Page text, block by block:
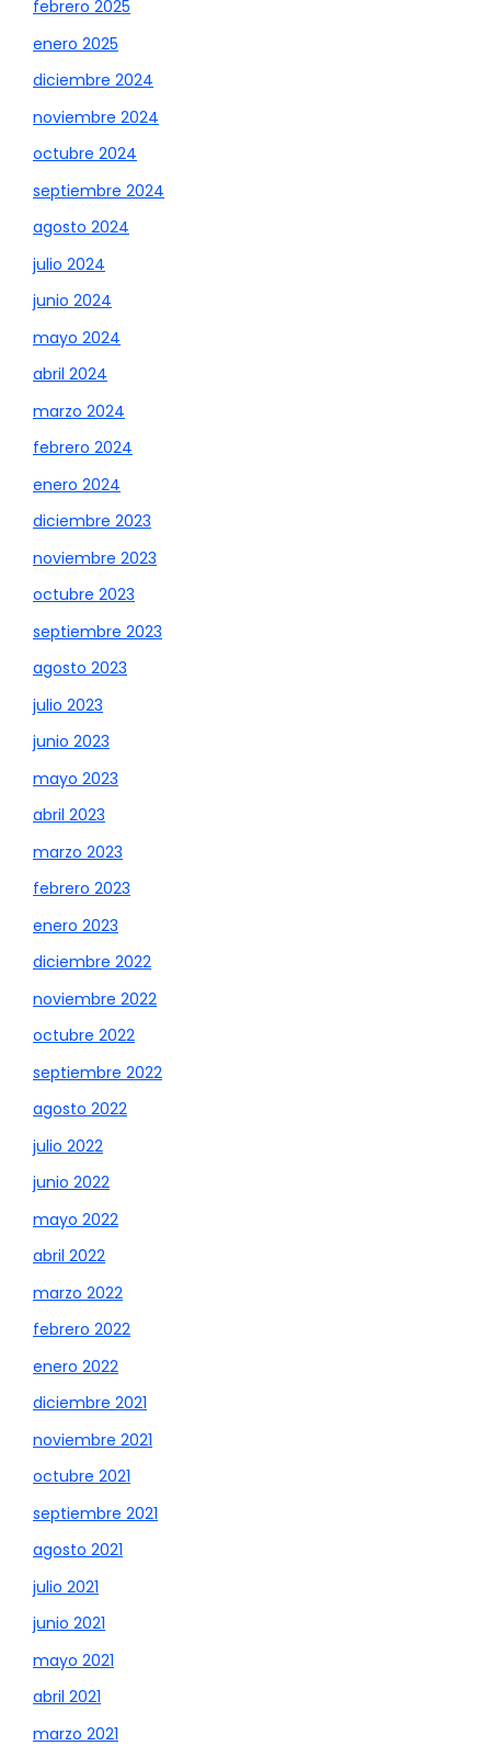
febrero 2025
enero 2025
diciembre 2024
noviembre 2024
octubre 2024
septiembre 2024
agosto 2024
julio 2024
junio 2024
mayo 2024
abril 2024
marzo 2024
febrero 2024
enero 2024
diciembre 2023
noviembre 2023
octubre 2023
septiembre 2023
agosto 2023
julio 2023
junio 2023
mayo 2023
abril 2023
marzo 2023
febrero 2023
enero 2023
diciembre 2022
noviembre 2022
octubre 2022
septiembre 2022
agosto 2022
julio 2022
junio 2022
mayo 2022
abril 2022
marzo 2022
febrero 2022
enero 2022
diciembre 2021
noviembre 2021
octubre 2021
septiembre 2021
agosto 2021
julio 2021
junio 2021
mayo 2021
abril 2021
marzo 2021